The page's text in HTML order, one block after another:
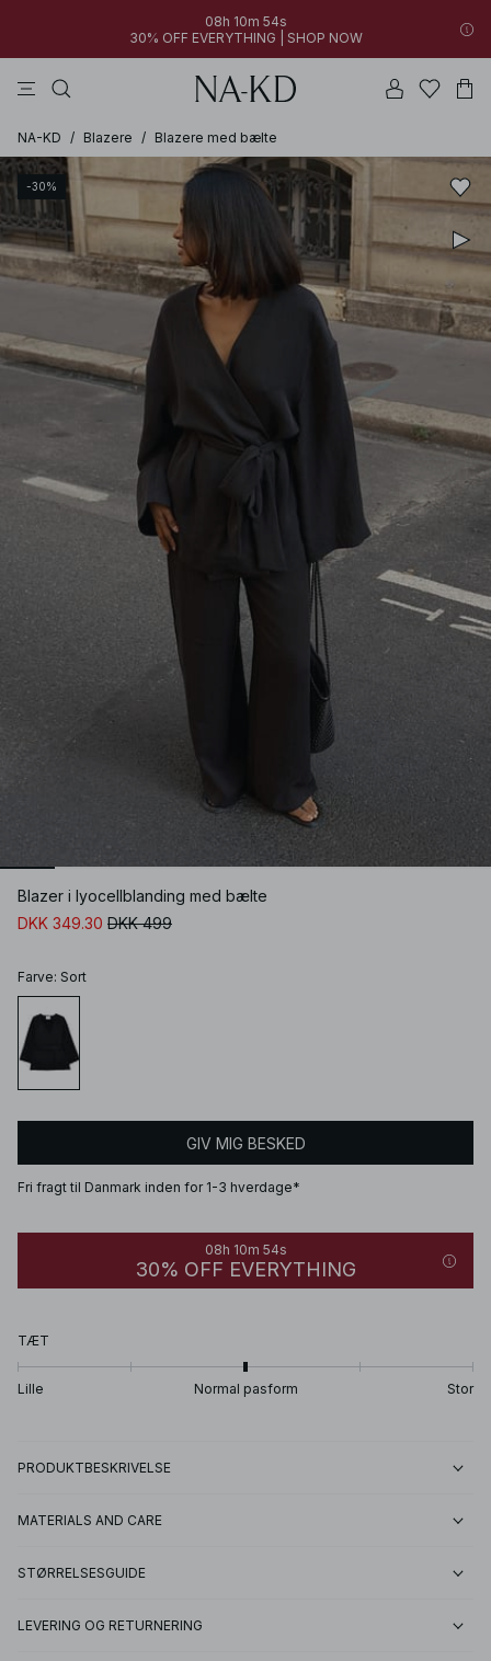
08h 10m 54s
30% OFF EVERYTHING | SHOP NOW
NA-KD / Blazere / Blazere med bælte
-30%
Blazer i lyocellblanding med bælte
DKK 349.30 DKK 499
Farve: Sort
GIV MIG BESKED
Fri fragt til Danmark inden for 1-3 hverdage*
08h 10m 54s
30% OFF EVERYTHING
TÆT
Lille Normal pasform Stor
PRODUKTBESKRIVELSE
MATERIALS AND CARE
STØRRELSESGUIDE
LEVERING OG RETURNERING